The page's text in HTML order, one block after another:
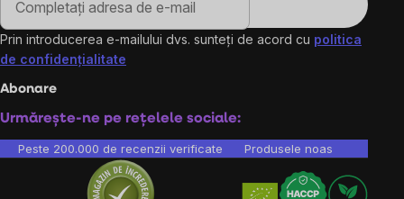
Prin introducerea e-mailului dvs. sunteți de acord cu politica
de confidențialitate
Abonare
Urmărește-ne pe rețelele sociale:
Peste 200.000 de recenzii verificate Produsele noastre sunt